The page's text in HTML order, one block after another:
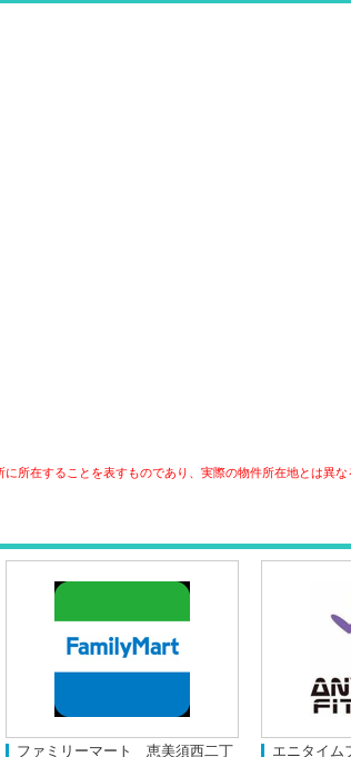
所在することを表すものであり、実際の物件所在地とは異な
ファミリーマート 恵美須西二丁
エニタイム